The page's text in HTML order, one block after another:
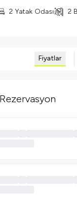
2 Yatak Odası 2
Fiyatlar